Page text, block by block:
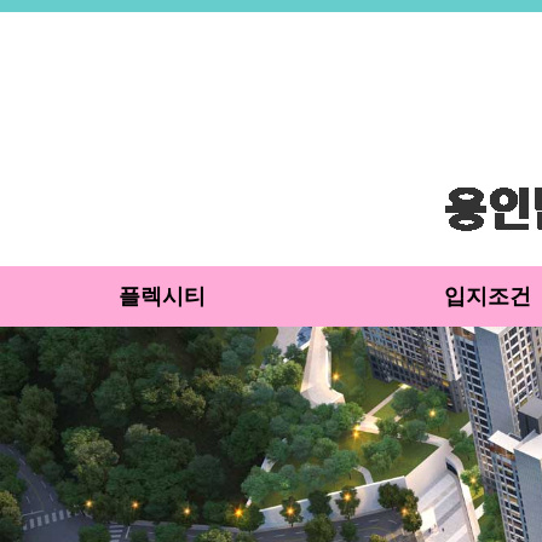
플렉시티 입지조건